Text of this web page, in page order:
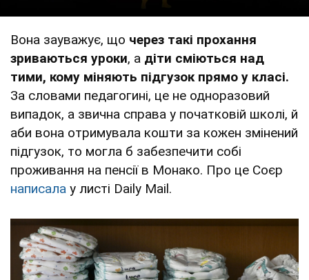
Вона зауважує, що через такі прохання
зриваються уроки, а діти сміються над
тими, кому міняють підгузок прямо у класі.
За словами педагогині, це не одноразовий
випадок, а звична справа у початковій школі, й
аби вона отримувала кошти за кожен змінений
підгузок, то могла б забезпечити собі
проживання на пенсії в Монако. Про це Соєр
написала у листі Daily Mail.